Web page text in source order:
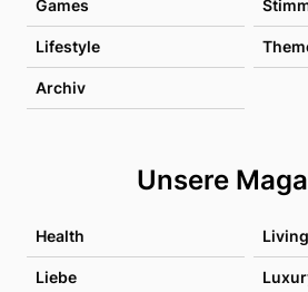
Games
Lifestyle
Archiv
Unsere
Health Living
Liebe